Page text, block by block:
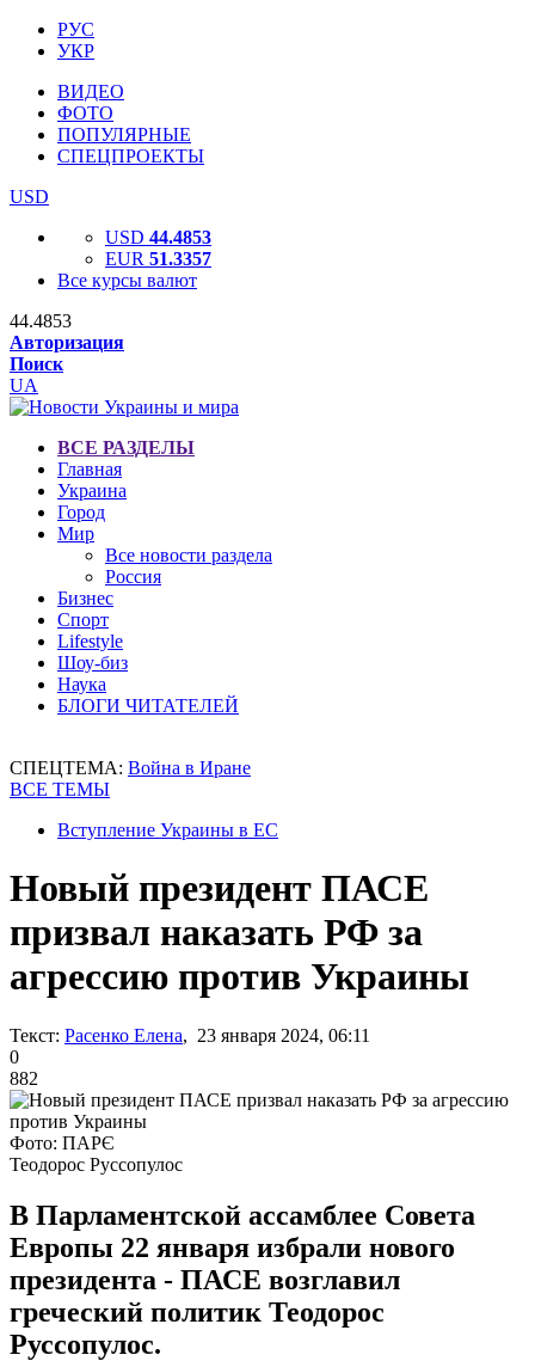
РУС
УКР
ВИДЕО
ФОТО
ПОПУЛЯРНЫЕ
СПЕЦПРОЕКТЫ
USD
USD 44.4853
EUR 51.3357
Все курсы валют
44.4853
Авторизация
Поиск
UA
ВСЕ РАЗДЕЛЫ
Главная
Украина
Город
Мир
Все новости раздела
Россия
Бизнес
Спорт
Lifestyle
Шоу-биз
Наука
БЛОГИ ЧИТАТЕЛЕЙ
СПЕЦТЕМА: Война в Иране
ВСЕ ТЕМЫ
Вступление Украины в ЕС
Новый президент ПАСЕ
призвал наказать РФ за
агрессию против Украины
Текст: Расенко Елена, 23 января 2024, 06:11
0
882
Фото: ПАРЄ
Теодорос Руссопулос
В Парламентской ассамблее Совета
Европы 22 января избрали нового
президента - ПАСЕ возглавил
греческий политик Теодорос
Руссопулос.